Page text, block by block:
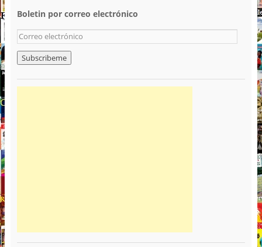
Boletin por correo electrónico